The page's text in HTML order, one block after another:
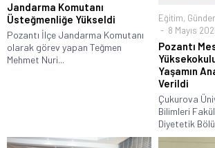
Jandarma Komutanı
Üsteğmenliğe Yükseldi
Pozantı İlçe Jandarma Komutanı
olarak görev yapan Teğmen
Mehmet Nuri...
Eğitim,
8 Mayıs
Pozantı
Yaşamın
Verildi
Çukurova
Bilimleri
Diyetetik